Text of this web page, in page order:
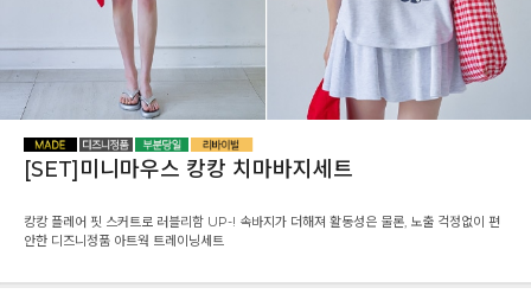
[SET]미니마우스 캉캉 치마바지세트
캉캉 플레어 핏 스커트로 러블리함 UP-! 속바지가 더해져 활동성은 물론, 노출 걱정없이 편
안한 디즈니정품 아트웍 트레이닝세트